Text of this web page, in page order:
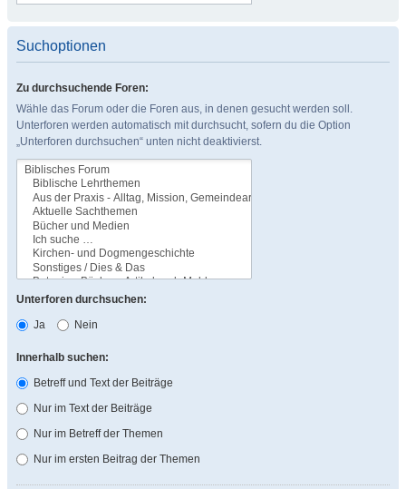
Suchoptionen
Zu durchsuchende Foren:
Wähle das Forum oder die Foren aus, in denen gesucht werden soll.
Unterforen werden automatisch mit durchsucht, sofern du die Option
„Unterforen durchsuchen“ unten nicht deaktivierst.
Unterforen durchsuchen:
Ja
Nein
Innerhalb suchen:
Betreff und Text der Beiträge
Nur im Text der Beiträge
Nur im Betreff der Themen
Nur im ersten Beitrag der Themen